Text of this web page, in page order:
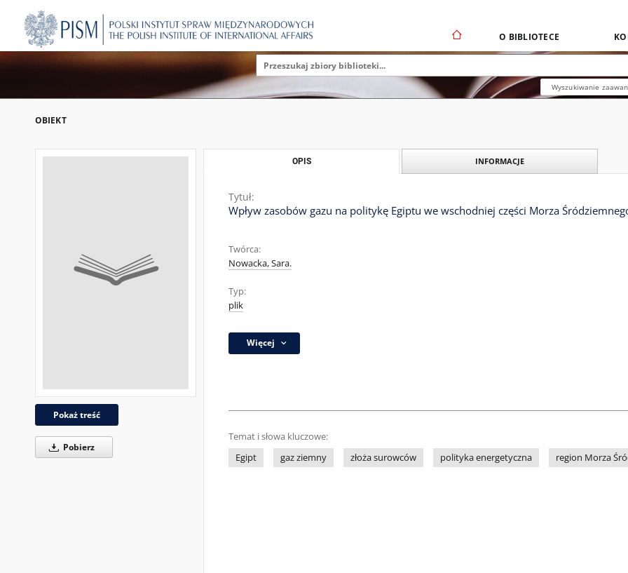
O BIBLIOTECE
Wyszukiwanie
OBIEKT
Pokaż treść
Pobierz
OPIS INFORMACJE
Tytuł:
Wpływ zasobów gazu na politykę Egiptu we wschodniej części Morza
Twórca:
Nowacka, Sara.
Typ:
plik
Więcej
Temat i słowa kluczowe:
Egipt
gaz ziemny złoża surowców polityka energetyczna region Morza